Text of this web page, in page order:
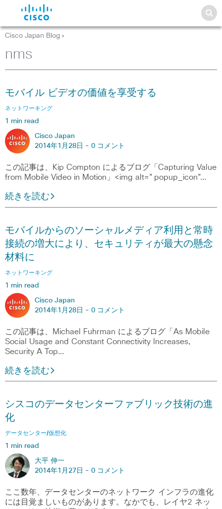
Cisco Japan Blog >
nms
モバイル ビデオの価値を享受する
ネットワーキング
1 min read
Cisco Japan
2014年1月28日 - 0 コメント
この記事は、Kip Compton によるブログ「Capturing Value
from Mobile Video in Motion」<img alt="popup_icon"…
続きを読む
モバイルからのソーシャルメディア利用と常時
接続の増大により、セキュリティが最大の懸念
材料に
ネットワーキング
1 min read
Cisco Japan
2014年1月28日 - 0 コメント
この記事は、Michael Fuhrman によるブログ「As Mobile
Social Usage and Constant Connectivity Increases,
Security A Top…
続きを読む
シスコのデータセンターファブリック技術の進
化
データセンター/仮想化
1 min read
大平 伸一
2014年1月27日 - 0 コメント
ここ数年、データセンターのネットワーク インフラの進化
には目覚ましいものがあります。なかでも、レイヤ2 ネッ